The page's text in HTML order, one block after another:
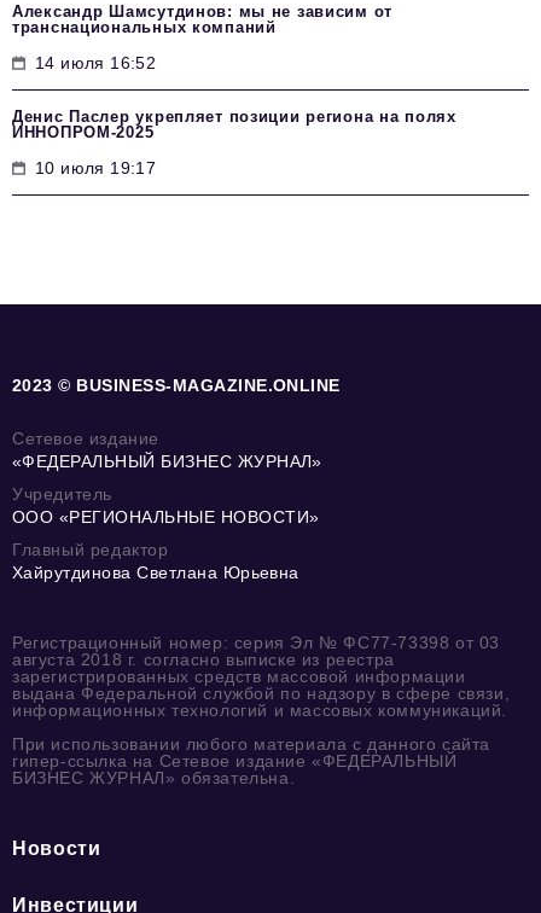
Александр Шамсутдинов: мы не зависим от
транснациональных компаний
14 июля 16:52
Денис Паслер укрепляет позиции региона на полях
ИННОПРОМ-2025
10 июля 19:17
2023 © BUSINESS-MAGAZINE.ONLINE
Сетевое издание
«ФЕДЕРАЛЬНЫЙ БИЗНЕС ЖУРНАЛ»
Учредитель
ООО «РЕГИОНАЛЬНЫЕ НОВОСТИ»
Главный редактор
Хайрутдинова Светлана Юрьевна
Регистрационный номер: серия Эл № ФС77-73398 от 03
августа 2018 г. согласно выписке из реестра
зарегистрированных средств массовой информации
выдана Федеральной службой по надзору в сфере связи,
информационных технологий и массовых коммуникаций.
При использовании любого материала с данного сайта
гипер-ссылка на Сетевое издание «ФЕДЕРАЛЬНЫЙ
БИЗНЕС ЖУРНАЛ» обязательна.
Новости
Инвестиции